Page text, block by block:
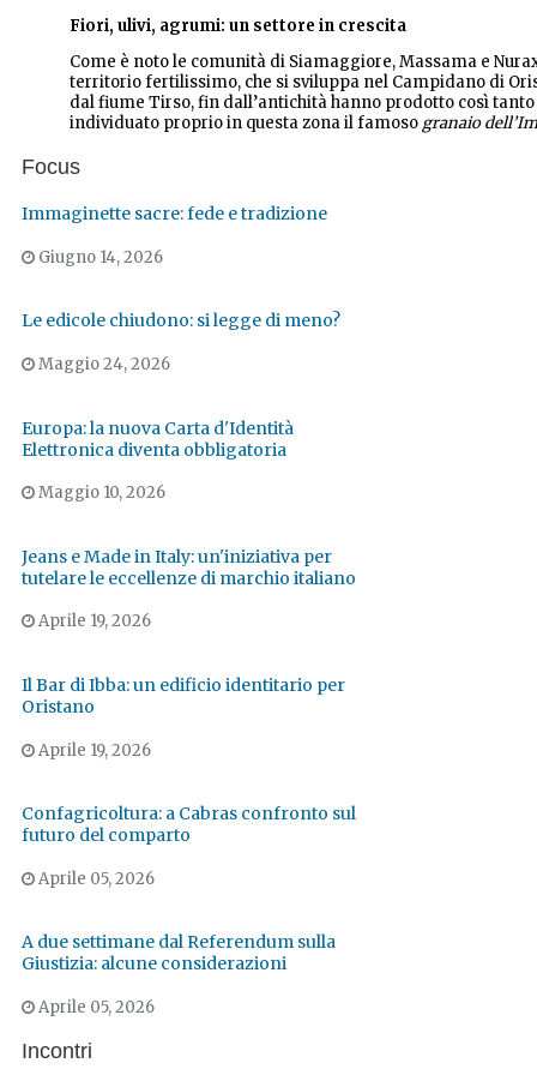
Fiori, ulivi, agrumi: un settore in crescita
Come è noto le comunità di Siamaggiore, Massama e
territorio fertilissimo, che si sviluppa nel Campidano di
dal fiume Tirso, fin dall’antichità hanno prodotto così
individuato proprio in questa zona il famosogranaio
Focus
Immaginette sacre: fede e tradizione
Giugno 14, 2026
Le edicole chiudono: si legge di meno?
Maggio 24, 2026
Europa: la nuova Carta d'Identità
Elettronica diventa obbligatoria
Maggio 10, 2026
Jeans e Made in Italy: un'iniziativa per
tutelare le eccellenze di marchio italiano
Aprile 19, 2026
Il Bar di Ibba: un edificio identitario per
Oristano
Aprile 19, 2026
Confagricoltura: a Cabras confronto sul
futuro del comparto
Aprile 05, 2026
A due settimane dal Referendum sulla
Giustizia: alcune considerazioni
Aprile 05, 2026
Incontri